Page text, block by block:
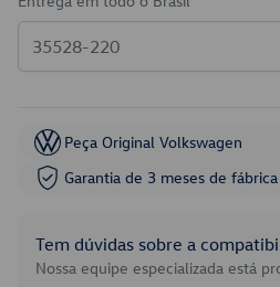
Peça Original Volkswagen
Garantia de 3 meses de fábrica
Tem dúvidas sobre a
Nossa equipe especializada está